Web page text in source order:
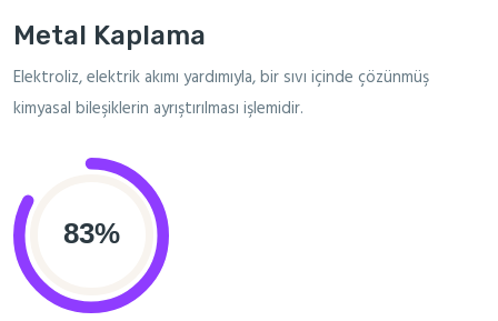
Metal Kaplama
Elektroliz, elektrik akımı yardımıyla, bir sıvı içinde çözünmüş
kimyasal bileşiklerin ayrıştırılması işlemidir.